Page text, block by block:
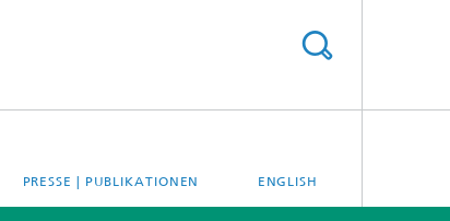
PRESSE | PUBLIKATIONEN ENGLISH